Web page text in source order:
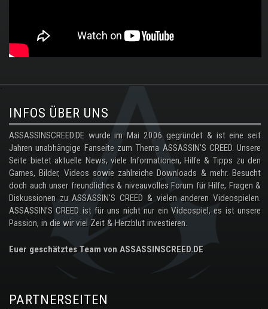
.
INFOS ÜBER UNS
ASSASSINSCREED.DE wurde im Mai 2006 gegründet & ist eine seit
Jahren unabhängige Fanseite zum Thema ASSASSIN'S CREED. Unsere
Seite bietet aktuelle News, viele Informationen, Hilfe & Tipps zu den
Games, Bilder, Videos sowie zahlreiche Downloads & mehr. Besucht
doch auch unser freundliches & niveauvolles Forum für Hilfe, Fragen &
Diskussionen zu ASSASSIN'S CREED & vielen anderen Videospielen.
ASSASSIN'S CREED ist für uns nicht nur ein Videospiel, es ist unsere
Passion, in die wir viel Zeit & Herzblut investieren.
Euer geschätztes Team von ASSASSINSCREED.DE
PARTNERSEITEN